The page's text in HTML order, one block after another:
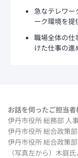
急なテレワー
ーク環境を提
職場全体の仕
けた仕事の進
お話を伺ったご担当者
伊丹市役所 総務部 人
伊丹市役所 総合政策
伊丹市役所 総合政策
（写真左から）木庭